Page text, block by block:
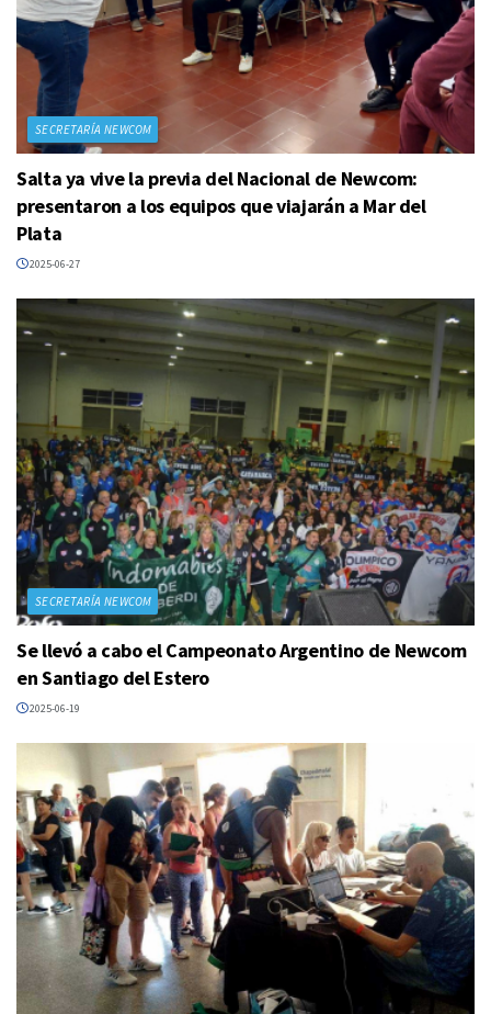
SECRETARÍA NEWCOM
Salta ya vive la previa del Nacional de Newcom:
presentaron a los equipos que viajarán a Mar del
Plata
2025-06-27
SECRETARÍA NEWCOM
Se llevó a cabo el Campeonato Argentino de Newcom
en Santiago del Estero
2025-06-19